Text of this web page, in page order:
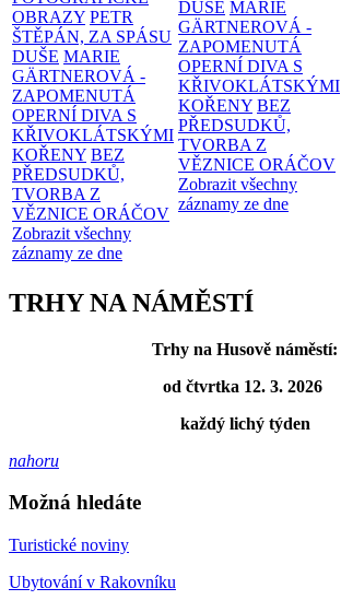
OBRAZY PETR
ŠTĚPÁN, ZA SPÁSU
DUŠE MARIE
GÄRTNEROVÁ -
ZAPOMENUTÁ
OPERNÍ DIVA S
KŘIVOKLÁTSKÝMI
KOŘENY BEZ
PŘEDSUDKŮ,
TVORBA Z
VĚZNICE ORÁČOV
Zobrazit všechny
záznamy ze dne
DUŠE MARIE
GÄRTNEROVÁ -
ZAPOMENUTÁ
OPERNÍ DIVA S
KŘIVOKLÁTSKÝMI
KOŘENY BEZ
PŘEDSUDKŮ,
TVORBA Z
VĚZNICE ORÁČOV
Zobrazit všechny
záznamy ze dne
TRHY NA NÁMĚSTÍ
Trhy na Husově náměstí:
od čtvrtka 12. 3. 2026
každý lichý týden
nahoru
Možná hledáte
Turistické noviny
Ubytování v Rakovníku